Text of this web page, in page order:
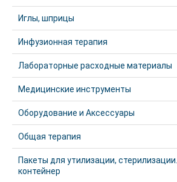
Иглы, шприцы
Инфузионная терапия
Лабораторные расходные материалы
Медицинские инструменты
Оборудование и Аксессуары
Общая терапия
Пакеты для утилизации,
контейнер